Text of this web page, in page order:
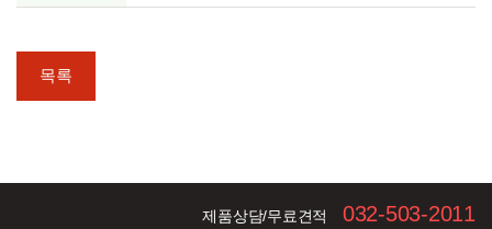
목록
제품상담/무료견적 032-503-2011